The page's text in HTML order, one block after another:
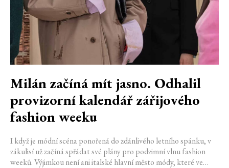
Milán začíná mít jasno. Odhalil
provizorní kalendář zářijového
fashion weeku
I když je módní scéna ponořená do zdánlivého letního spánku, v
zákulisí už začíná spřádat své plány pro podzimní vlnu fashion
weeků. Výjimkou není ani italské hlavní město módy, které ve